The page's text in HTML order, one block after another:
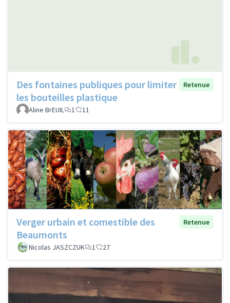
Des fontaines publiques pour limiter
les bouteilles plastique
Retenue
Aline BrEUIL 1 11
Verger urbain et comestible des
Beaumonts
Retenue
Nicolas JASZCZUK 1 27